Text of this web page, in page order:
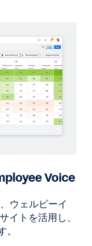
Voice
ウェルビーイ
イトを活用し、